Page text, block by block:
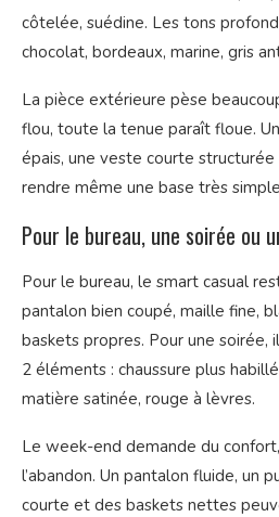
côtelée, suédine. Les tons
chocolat, bordeaux, marine, gris
La pièce extérieure pèse
flou, toute la tenue paraît floue.
épais, une veste courte
rendre même une base très
Pour le bureau, une soirée ou
Pour le bureau, le smart casual
pantalon bien coupé, maille fine,
baskets propres. Pour une soirée,
2 éléments : chaussure plus
matière satinée, rouge à lèvres.
Le week-end demande du
l’abandon. Un pantalon fluide, un
courte et des baskets nettes